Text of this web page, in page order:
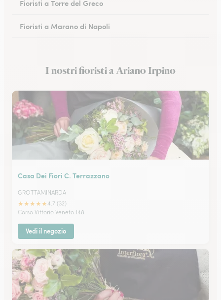
Fioristi a Torre del Greco
Fioristi a Marano di Napoli
Fioristi a Castellammare di Stabia
I nostri fioristi a Ariano Irpino
Casa Dei Fiori C. Terrazzano
GROTTAMINARDA
★★★★★4.7 (32)
Corso Vittorio Veneto 148
Vedi il negozio